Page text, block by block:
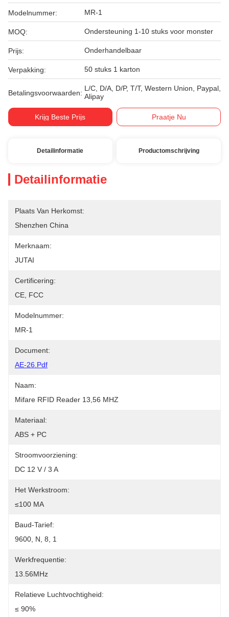
Modelnummer: MR-1
MOQ: Ondersteuning 1-10 stuks voor monster
Prijs: Onderhandelbaar
Verpakking: 50 stuks 1 karton
Betalingsvoorwaarden:
L/C, D/A, D/P, T/T, Western Union, Paypal,
Alipay
Krijg Beste Prijs Praatje Nu
Detailinformatie Productomschrijving
Detailinformatie
Plaats Van Herkomst:
Shenzhen China
Merknaam:
JUTAI
Certificering:
CE, FCC
Modelnummer:
MR-1
Document:
AE-26.pdf
Naam:
Mifare RFID Reader 13,56 MHZ
Materiaal:
ABS + PC
Stroomvoorziening:
DC 12 V / 3 A
Het Werkstroom:
≤100 MA
Baud-Tarief:
9600, N, 8, 1
Werkfrequentie:
13.56MHz
Relatieve Luchtvochtigheid:
≤ 90%